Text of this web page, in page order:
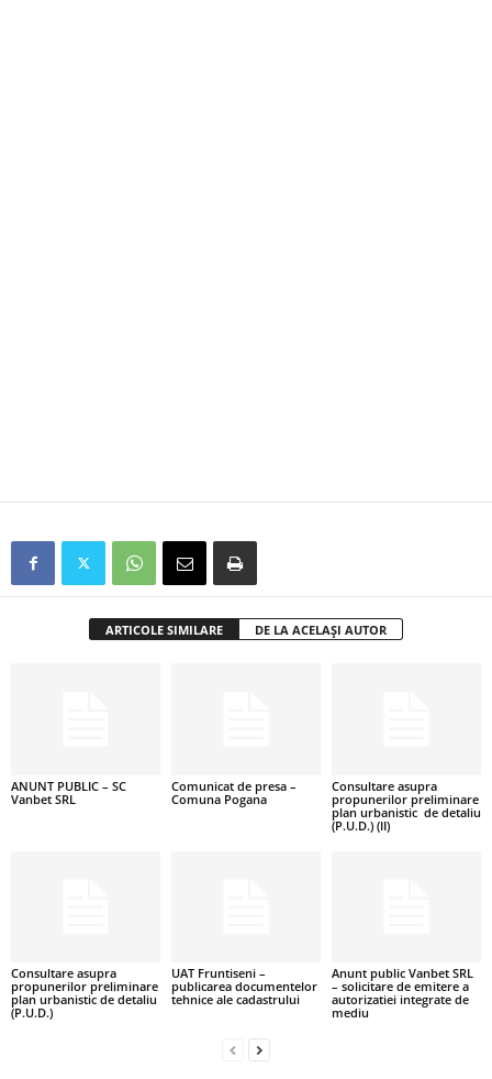
ARTICOLE SIMILARE DE LA ACELAȘI AUTOR
ANUNT PUBLIC – SC
Vanbet SRL
Comunicat de presa –
Comuna Pogana
Consultare asupra
propunerilor preliminare
plan urbanistic de detaliu
(P.U.D.) (II)
Consultare asupra
propunerilor preliminare
plan urbanistic de detaliu
(P.U.D.)
UAT Fruntiseni –
publicarea documentelor
tehnice ale cadastrului
Anunt public Vanbet SRL
– solicitare de emitere a
autorizatiei integrate de
mediu